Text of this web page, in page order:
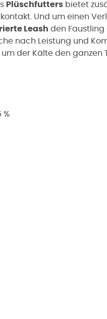
Plüschfutters bietet
Und um einen
Leash den
nach Leistung und
der Kälte den ganzen
%